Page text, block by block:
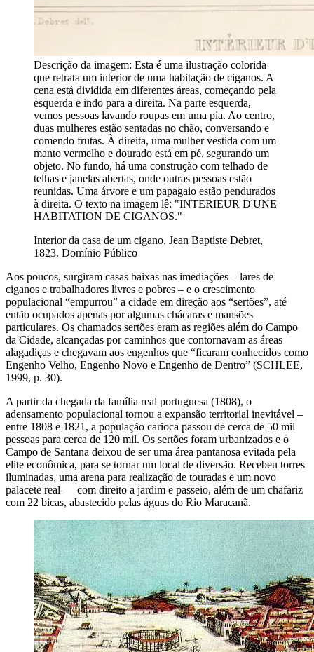
Descrição da imagem: Esta é uma ilustração colorida
que retrata um interior de uma habitação de ciganos. A
cena está dividida em diferentes áreas, começando pela
esquerda e indo para a direita. Na parte esquerda,
vemos pessoas lavando roupas em uma pia. Ao centro,
duas mulheres estão sentadas no chão, conversando e
comendo frutas. À direita, uma mulher vestida com um
manto vermelho e dourado está em pé, segurando um
objeto. No fundo, há uma construção com telhado de
telhas e janelas abertas, onde outras pessoas estão
reunidas. Uma árvore e um papagaio estão pendurados
à direita. O texto na imagem lê: "INTERIEUR D'UNE
HABITATION DE CIGANOS."
Interior da casa de um cigano. Jean Baptiste Debret,
1823. Domínio Público
Aos poucos, surgiram casas baixas nas imediações – lares de
ciganos e trabalhadores livres e pobres – e o crescimento
populacional “empurrou” a cidade em direção aos “sertões”, até
então ocupados apenas por algumas chácaras e mansões
particulares. Os chamados sertões eram as regiões além do Campo
da Cidade, alcançadas por caminhos que contornavam as áreas
alagadiças e chegavam aos engenhos que “ficaram conhecidos como
Engenho Velho, Engenho Novo e Engenho de Dentro” (SCHLEE,
1999, p. 30).
A partir da chegada da família real portuguesa (1808), o
adensamento populacional tornou a expansão territorial inevitável –
entre 1808 e 1821, a população carioca passou de cerca de 50 mil
pessoas para cerca de 120 mil. Os sertões foram urbanizados e o
Campo de Santana deixou de ser uma área pantanosa evitada pela
elite econômica, para se tornar um local de diversão. Recebeu torres
iluminadas, uma arena para realização de touradas e um novo
palacete real — com direito a jardim e passeio, além de um chafariz
com 22 bicas, abastecido pelas águas do Rio Maracanã.